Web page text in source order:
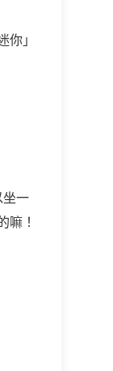
」
坐一
嘛！